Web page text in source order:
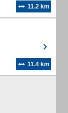
11.2 km
11.4 km